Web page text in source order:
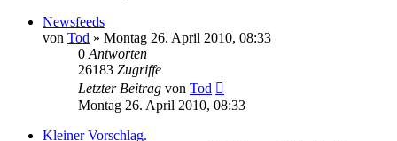
Newsfeeds
von Tod » Montag 26. April 2010, 08:33
0 Antworten
26183 Zugriffe
Letzter Beitrag von Tod
Montag 26. April 2010, 08:33
Kleiner Vorschlag.